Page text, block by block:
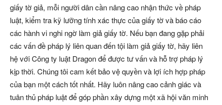
giấy tờ giả, mỗi người dân cần nâng cao nhận thức về pháp
luật, kiểm tra kỹ lưỡng tính xác thực của giấy tờ và báo cáo
các hành vi nghi ngờ làm giả giấy tờ. Nếu bạn đang gặp phải
các vấn đề pháp lý liên quan đến tội làm giả giấy tờ, hãy liên
hệ với Công ty luật Dragon để được tư vấn và hỗ trợ pháp lý
kịp thời. Chúng tôi cam kết bảo vệ quyền và lợi ích hợp pháp
của bạn một cách tốt nhất. Hãy luôn nâng cao cảnh giác và
tuân thủ pháp luật để góp phần xây dựng một xã hội văn minh